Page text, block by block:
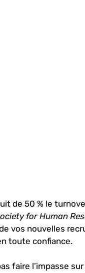
de 50 % le
for Human
vos nouvelles
toute confiance.
faire l’impasse sur